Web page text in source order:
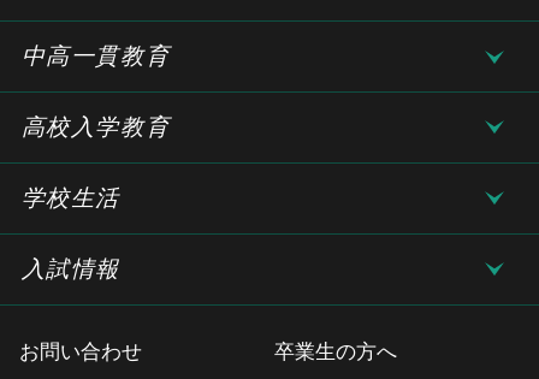
中高一貫教育
高校入学教育
学校生活
入試情報
お問い合わせ 卒業生の方へ